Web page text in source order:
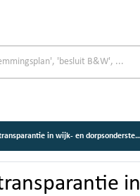
wijk- en dorpsondersteuning, behorend bij 773545
in